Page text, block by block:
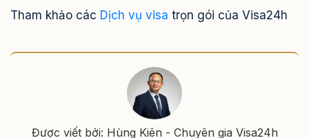
Tham khảo các Dịch vụ visa trọn gói của Visa24h
Được viết bởi: Hùng Kiên - Chuyên gia Visa24h